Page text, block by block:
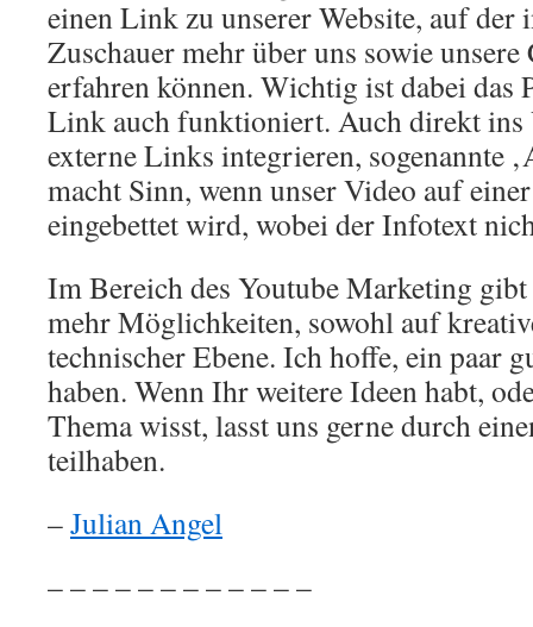
einen Link zu unserer Website, auf der
Zuschauer mehr über uns sowie
erfahren können. Wichtig ist dabei das
Link auch funktioniert. Auch direkt ins
externe Links integrieren, sogenannte
macht Sinn, wenn unser Video auf
eingebettet wird, wobei der Infotext
Im Bereich des Youtube Marketing
mehr Möglichkeiten, sowohl auf
technischer Ebene. Ich hoffe, ein paar
haben. Wenn Ihr weitere Ideen habt,
Thema wisst, lasst uns gerne durch
teilhaben.
–Julian Angel
– – – – – – – – – – – –